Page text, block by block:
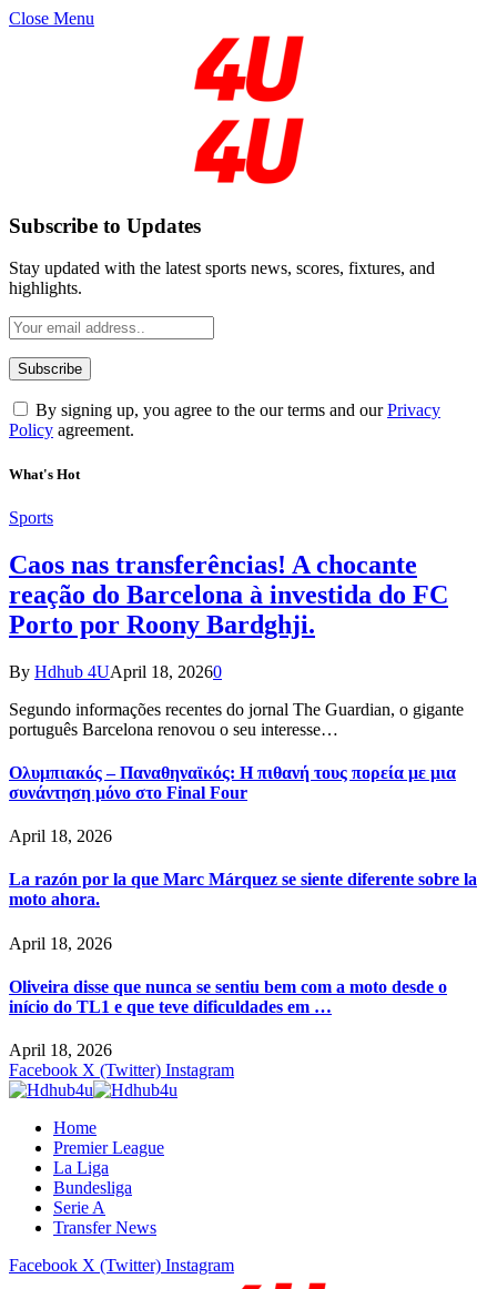
Close Menu
Subscribe to Updates
Stay updated with the latest sports news, scores, fixtures, and
highlights.
By signing up, you agree to the our terms and ourPrivacy
Policy agreement.
What's Hot
Sports
Caos nas transferências! A chocante
reação do Barcelona à investida do FC
Porto por Roony Bardghji.
By Hdhub 4UApril 18, 20260
Segundo informações recentes do jornal The Guardian, o gigante
português Barcelona renovou o seu interesse…
Ολυμπιακός – Παναθηναϊκός: Η πιθανή τους πορεία με μια
συνάντηση μόνο στο Final Four
April 18, 2026
La razón por la que Marc Márquez se siente diferente sobre la
moto ahora.
April 18, 2026
Oliveira disse que nunca se sentiu bem com a moto desde o
início do TL1 e que teve dificuldades em …
April 18, 2026
Facebook X (Twitter) Instagram
Home
Premier League
La Liga
Bundesliga
Serie A
Transfer News
Facebook X (Twitter) Instagram